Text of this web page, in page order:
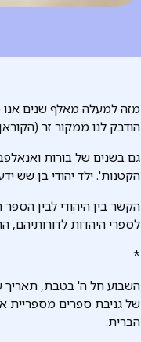
מזה למעלה מאלף שנים אנו
הודבק לנו ממקור זר
גם בשנים של בורות
הקטנות'. ילד יהודי בן שש
הקשר בין היהודי לבין
לספרי היהדות לדורותיהם,
*
של גניבת ספרים מספריית
הברית.